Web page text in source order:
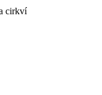
cirkví